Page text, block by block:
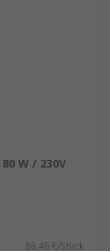
W / 230V
88,46 €/Stück